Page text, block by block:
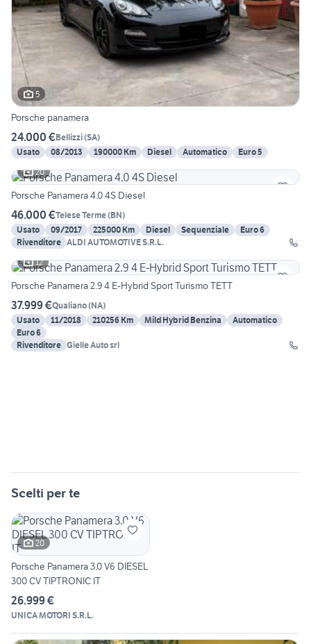
5
Porsche panamera
24.000 €Bellizzi(SA)
Usato
08/2013 190000 Km Diesel Automatico
Euro 5
20
Porsche Panamera 4.0 4S Diesel
46.000 €Telese Terme(BN)
Usato
09/2017 225000 Km Diesel Sequenziale
Euro 6
Rivenditore ALDI AUTOMOTIVE S.R.L.
12
Porsche Panamera 2.9 4 E-Hybrid Sport Turismo TETT
37.999 €Qualiano(NA)
Usato
11/2018 210256 Km Mild Hybrid Benzina
Automatico
Euro 6
Rivenditore Gielle Auto srl
Scelti per te
20
Porsche Panamera 3.0 V6 DIESEL
300 CV TIPTRONIC IT
26.999 €
UNICA MOTORI S.R.L.